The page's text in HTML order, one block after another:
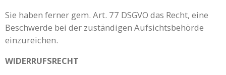
Sie haben ferner gem. Art. 77 DSGVO das Recht, eine
Beschwerde bei der zuständigen Aufsichtsbehörde
einzureichen.
WIDERRUFSRECHT